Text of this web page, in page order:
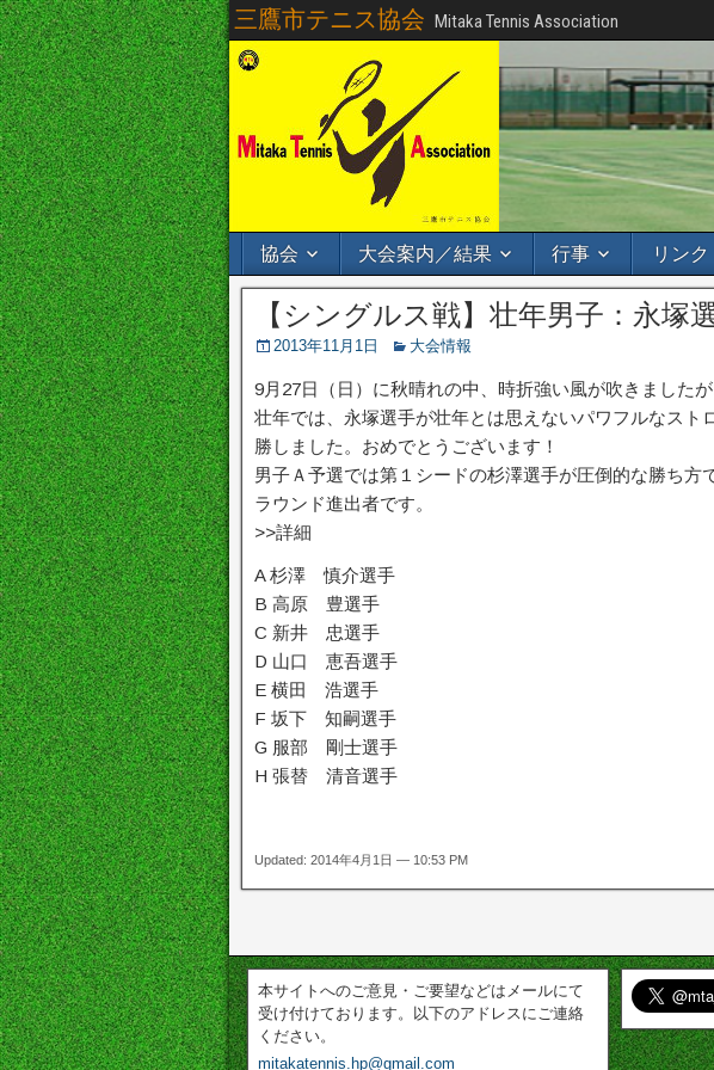
三鷹市テニス協会 Mitaka Tennis Association
協会 大会案内／結果 行事 リンク
【シングルス戦】壮年男子：永塚
2013年11月1日 大会情報
9月27日（日）に秋晴れの中、時折強い風が吹きました
壮年では、永塚選手が壮年とは思えないパワフルなス
勝しました。おめでとうございます！
男子Ａ予選では第１シードの杉澤選手が圧倒的な勝ち
ラウンド進出者です。
>>詳細
A 杉澤 慎介選手
B 高原 豊選手
C 新井 忠選手
D 山口 恵吾選手
E 横田 浩選手
F 坂下 知嗣選手
G 服部 剛士選手
H 張替 清音選手
Updated: 2014年4月1日 — 10:53 PM
本サイトへのご意見・ご要望などはメールにて
受け付けております。以下のアドレスにご連絡
ください。
mitakatennis.hp@gmail.com